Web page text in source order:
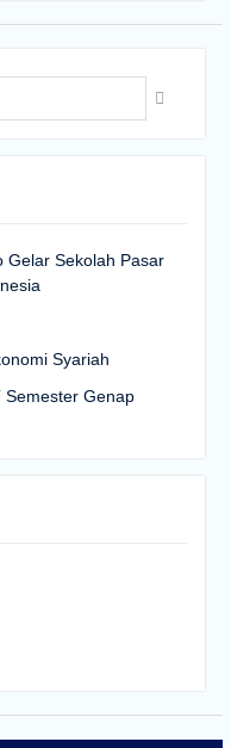
Gelar Sekolah Pasar
Syariah
Semester Genap